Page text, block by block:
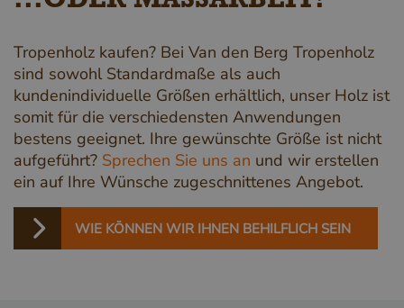
Tropenholz kaufen? Bei Van den Berg Tropenholz
sind sowohl Standardmaße als auch
kundenindividuelle Größen erhältlich, unser Holz ist
somit für die verschiedensten Anwendungen
bestens geeignet. Ihre gewünschte Größe ist nicht
aufgeführt? Sprechen Sie uns an und wir erstellen
ein auf Ihre Wünsche zugeschnittenes Angebot.
WIE KÖNNEN WIR IHNEN BEHILFLICH SEIN